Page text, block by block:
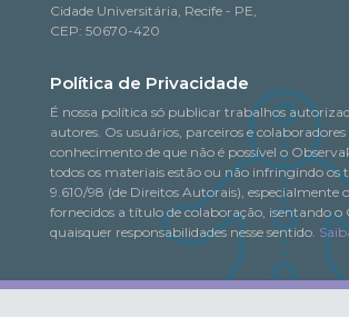
Cidade Universitária, Recife - PE,
CEP: 50670-420
Política de Privacidade
É nossa política só publicar trabalhos
autores. Os usuários, parceiros e
conhecimento de que não é possível o
todos os materiais estão ou não infringindo os
9.610/98 (de Direitos Autorais), especialmente
fornecidos a título de colaboração, isentando o
quaisquer responsabilidades nesse sentido.